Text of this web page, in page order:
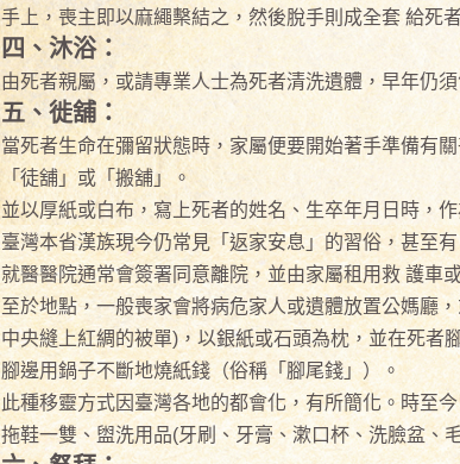
手上，喪主即以麻繩檕結之，然後脫手則成全套 給死
四、沐浴：
由死者親屬，或請專業人士為死者清洗遺體，早年仍
五、徙舖：
當死者生命在彌留狀態時，家屬便要開始著手準備有
「徒舖」或「搬舖」。
並以厚紙或白布，寫上死者的姓名、生卒年月日時，
臺灣本省漢族現今仍常見「返家安息」的習俗，甚至
就醫醫院通常會簽署同意離院，並由家屬租用救 護車
至於地點，一般喪家會將病危家人或遺體放置公媽廳
中央縫上紅綢的被單)，以銀紙或石頭為枕，並在死者
腳邊用鍋子不斷地燒紙錢（俗稱「腳尾錢」）。
此種移靈方式因臺灣各地的都會化，有所簡化。時至
拖鞋一雙、盥洗用品(牙刷、牙膏、漱口杯、洗臉盆、